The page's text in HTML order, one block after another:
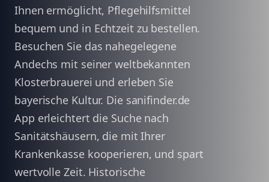
Ihnen ermöglicht, Pflegehilfsmittel
bequem und in Echtzeit zu bestellen.
Besuchen Sie das nahegelegene
Andechs mit seiner weltbekannten
Klosterbrauerei und erleben Sie
bayerische Kultur. Die sanifinder.de
App erleichtert die Suche nach
Sanitätshäusern, die mit Ihrer
Krankenkasse kooperieren, und spart
wertvolle Zeit. Historische